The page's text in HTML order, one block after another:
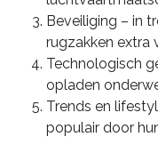
Beveiliging – in
rugzakken extra
Technologisch
opladen
Trends en
populair door